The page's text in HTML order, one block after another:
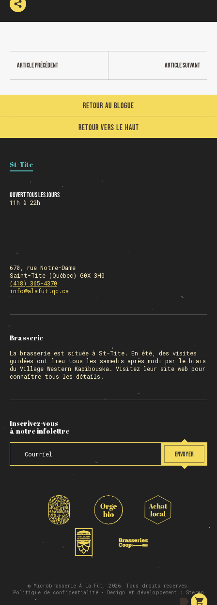
Article précédent Article suivant
Retour vers le haut
Retour au blogue
St-Tite
Ouvert tous les jours
11h à 22h
670, rue Notre-Dame
Saint-Tite (Québec) G0X 3H0
(418) 365-4370
info@alafut.qc.ca
Brasserie
La brasserie est située à St-Tite. En été, des visites
guidées ont lieu tous les samedis après-midi par le biais
du Village Western Kapibouska. Visitez leur site web pour
connaître tous les détails.
Inscrivez-vous
à notre infolettre
ENVOYER
© Microbrasserie À la Fût, 2026. Tous droits réservés.
Politique de confidentialité• Design et développement : Stereo
FERMÉ 31 déc. et 01 janvier